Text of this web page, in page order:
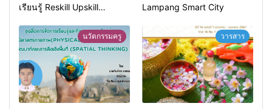
เรียนรู้ Reskill Upskill
Lampang Smart City
นวัตกรรมครู วารสาร